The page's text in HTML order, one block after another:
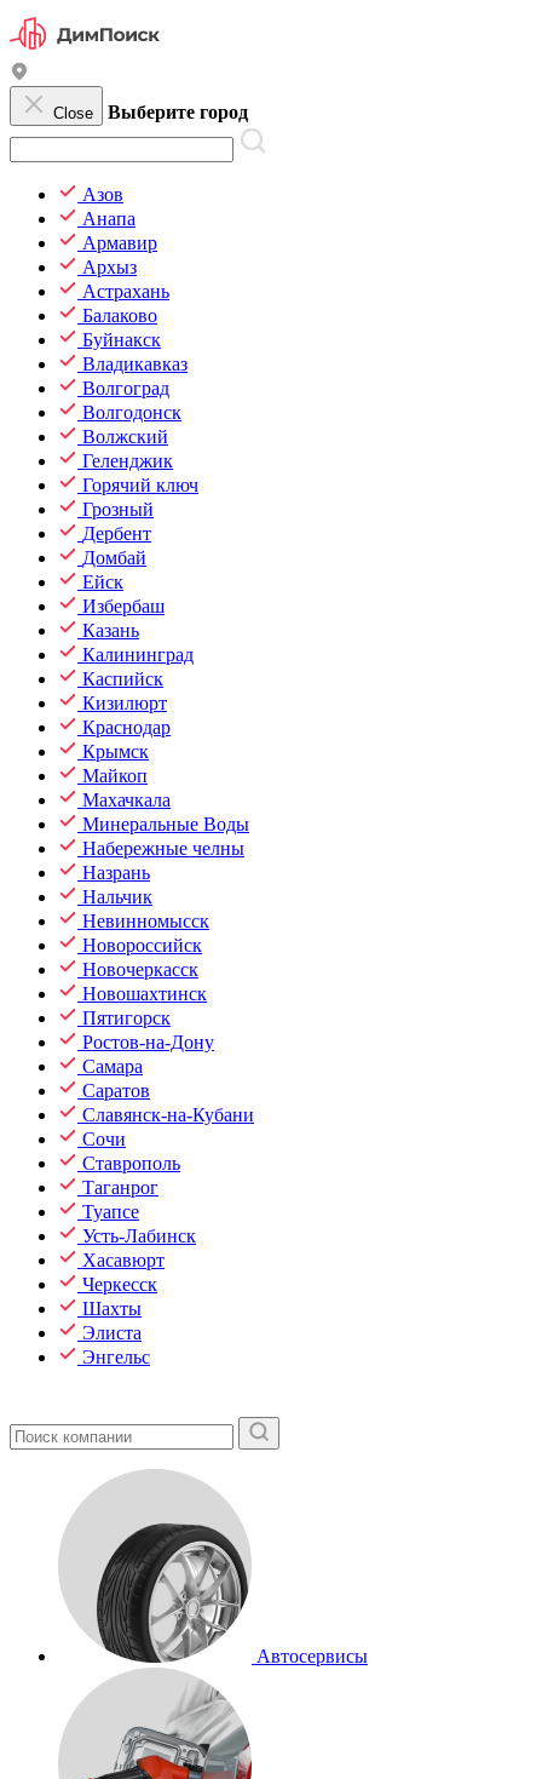
Close Выберите город
Азов
Анапа
Армавир
Архыз
Астрахань
Балаково
Буйнакск
Владикавказ
Волгоград
Волгодонск
Волжский
Геленджик
Горячий ключ
Грозный
Дербент
Домбай
Ейск
Избербаш
Казань
Калининград
Каспийск
Кизилюрт
Краснодар
Крымск
Майкоп
Махачкала
Минеральные Воды
Набережные челны
Назрань
Нальчик
Невинномысск
Новороссийск
Новочеркасск
Новошахтинск
Пятигорск
Ростов-на-Дону
Самара
Саратов
Славянск-на-Кубани
Сочи
Ставрополь
Таганрог
Туапсе
Усть-Лабинск
Хасавюрт
Черкесск
Шахты
Элиста
Энгельс
Автосервисы